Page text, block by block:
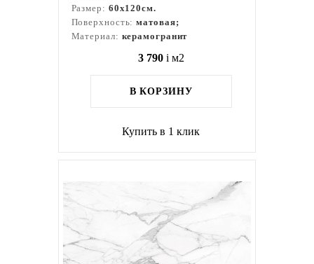
Размер: 60x120см.
Поверхность:матовая;
Материал: керамогранит
3 790 i м2
В КОРЗИНУ
Купить в 1 клик